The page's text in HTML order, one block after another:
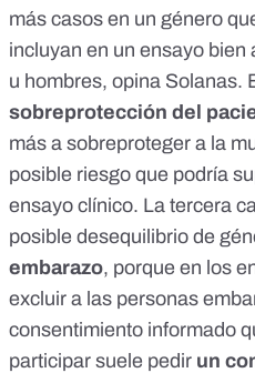
más casos en un género
incluyan en un ensayo
u hombres, opina Solanas.
sobreprotección del
más a sobreproteger a la
posible riesgo que podría
ensayo clínico. La tercera
posible desequilibrio de
embarazo, porque en los
excluir a las personas
consentimiento informado
participar suele pedir un